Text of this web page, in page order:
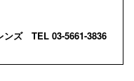
ンズ TEL 03-5661-3836